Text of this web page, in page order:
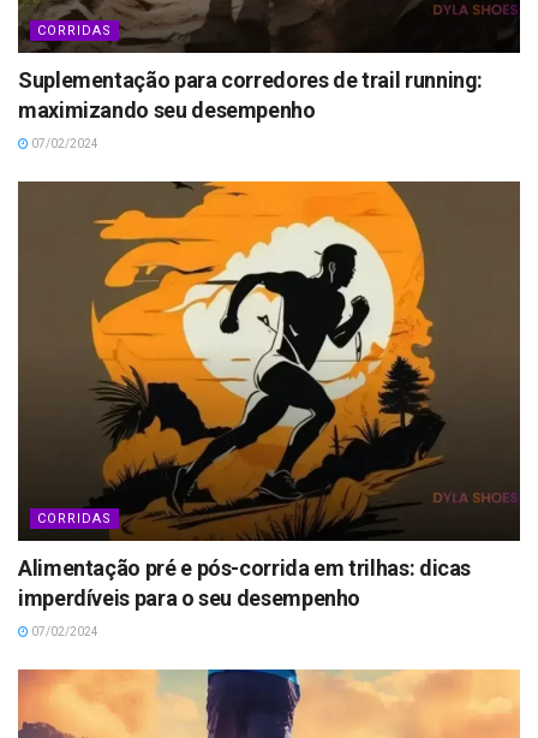
CORRIDAS
Suplementação para corredores de trail running:
maximizando seu desempenho
07/02/2024
CORRIDAS
Alimentação pré e pós-corrida em trilhas: dicas
imperdíveis para o seu desempenho
07/02/2024